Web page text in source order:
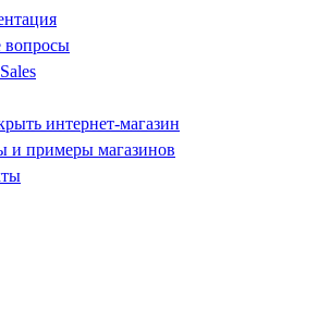
вопросы
интернет-магазин
и примеры магазинов